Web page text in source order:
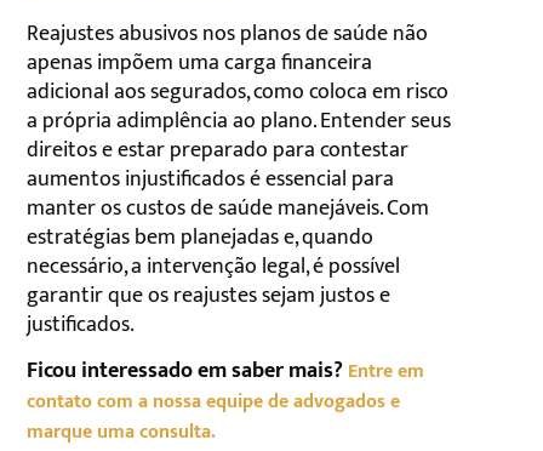
Reajustes abusivos nos planos de saúde não
apenas impõem uma carga financeira
adicional aos segurados, como coloca em risco
a própria adimplência ao plano. Entender seus
direitos e estar preparado para contestar
aumentos injustificados é essencial para
manter os custos de saúde manejáveis. Com
estratégias bem planejadas e, quando
necessário, a intervenção legal, é possível
garantir que os reajustes sejam justos e
justificados.
Ficou interessado em saber mais?Entre em
contato com a nossa equipe de advogados e
marque uma consulta.